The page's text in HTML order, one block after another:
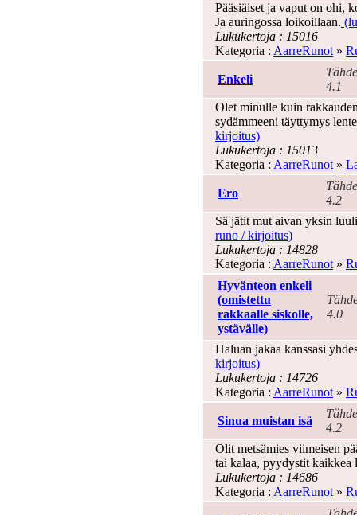
Pääsiäiset ja vaput on ohi,
Ja auringossa loikoillaan.
Lukukertoja : 15016
Kategoria : AarreRunot »
Enkeli
4.1
Olet minulle kuin
sydämmeeni täyttymys
kirjoitus)
Lukukertoja : 15013
Kategoria : AarreRunot »
Ero
4.2
Sä jätit mut aivan yksin
runo / kirjoitus)
Lukukertoja : 14828
Kategoria : AarreRunot »
Hyvänteon enkeli
(omistettu
rakkaalle siskolle,
ystävälle)
4.0
Haluan jakaa kanssasi
kirjoitus)
Lukukertoja : 14726
Kategoria : AarreRunot »
Sinua muistan isä
4.2
Olit metsämies viimeisen
tai kalaa, pyydystit kaikkea
Lukukertoja : 14686
Kategoria : AarreRunot »